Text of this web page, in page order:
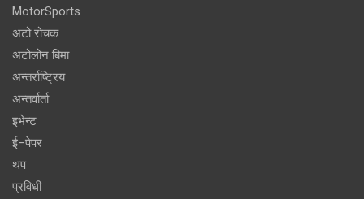
MotorSports
अटो रोचक
अटोलोन बिमा
अन्तर्राष्ट्रिय
अन्तर्वार्ता
इभेन्ट
ई–पेपर
थप
प्रविधी